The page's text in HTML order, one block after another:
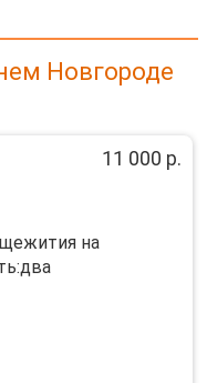
Новгороде
11 000 р.
на